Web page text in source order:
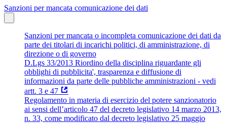
Sanzioni per mancata comunicazione dei dati
Sanzioni per mancata o incompleta comunicazione dei dati da
parte dei titolari di incarichi politici, di amministrazione, di
direzione o di governo
D.Lgs 33/2013 Riordino della disciplina riguardante gli
obblighi di pubblicita', trasparenza e diffusione di
informazioni da parte delle pubbliche amministrazioni - vedi
artt. 3 e 47
Regolamento in materia di esercizio del potere sanzionatorio
ai sensi dell’articolo 47 del decreto legislativo 14 marzo 2013,
n. 33, come modificato dal decreto legislativo 25 maggio